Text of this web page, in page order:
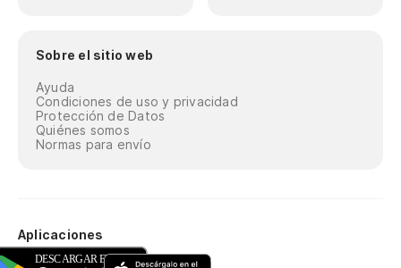
Sobre el sitio web
Ayuda
Condiciones de uso y privacidad
Protección de Datos
Quiénes somos
Normas para envío
Aplicaciones